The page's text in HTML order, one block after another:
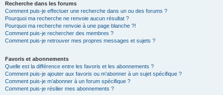
Recherche dans les forums
Comment puis-je effectuer une recherche dans un ou des forums ?
Pourquoi ma recherche ne renvoie aucun résultat ?
Pourquoi ma recherche renvoie à une page blanche ?!
Comment puis-je rechercher des membres ?
Comment puis-je retrouver mes propres messages et sujets ?
Favoris et abonnements
Quelle est la différence entre les favoris et les abonnements ?
Comment puis-je ajouter aux favoris ou m’abonner à un sujet spécifique ?
Comment puis-je m’abonner à un forum spécifique ?
Comment puis-je résilier mes abonnements ?